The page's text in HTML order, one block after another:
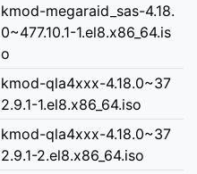
kmod-megaraid_sas-4.18.
0~477.10.1-1.el8.x86_64.is
o
kmod-qla4xxx-4.18.0~37
2.9.1-1.el8.x86_64.iso
kmod-qla4xxx-4.18.0~37
2.9.1-2.el8.x86_64.iso